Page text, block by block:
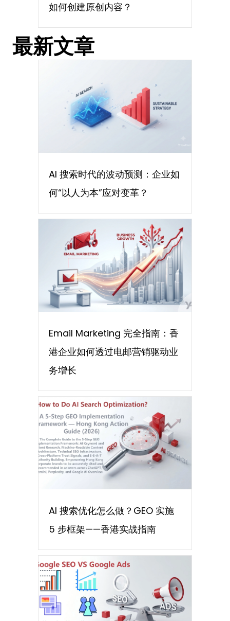
如何创建原创内容？
最新文章
AI 搜索时代的波动预测：企业如
何“以人为本”应对变革？
Email Marketing 完全指南：香
港企业如何透过电邮营销驱动业
务增长
AI 搜索优化怎么做？GEO 实施
5 步框架——香港实战指南